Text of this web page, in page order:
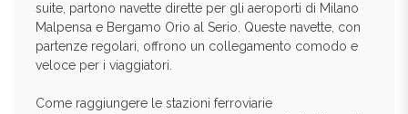
suite, partono navette dirette per gli aeroporti di Milano
Malpensa e Bergamo Orio al Serio. Queste navette, con
partenze regolari, offrono un collegamento comodo e
veloce per i viaggiatori.
Come raggiungere le stazioni ferroviarie